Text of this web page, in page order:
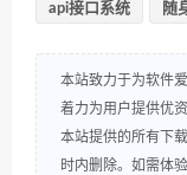
api接口系统 随
本站致力于为软件
着力为用户提供优资
本站提供的所有下
时内删除。如需体